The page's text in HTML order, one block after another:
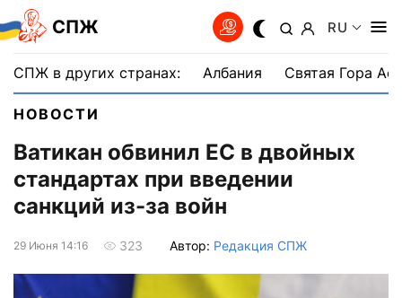
СПЖ RU
СПЖ в других странах: Албания Святая Гора
НОВОСТИ
Ватикан обвинил ЕС в двойных
стандартах при введении
санкций из-за войн
29 Июня 14:16 323 Автор: Редакция СПЖ